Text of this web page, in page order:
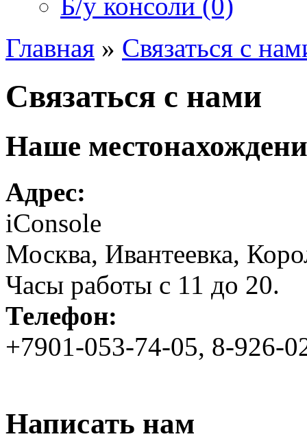
Главная » Связаться с
Связаться с нами
Наше
Адрес:
iConsole
Москва, Ивантеевка,
Часы работы с 11 до 20.
Телефон:
+7901-053-74-05, 8-926-
Написать нам